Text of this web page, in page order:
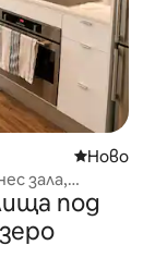
Ново
Ново
зала,
под